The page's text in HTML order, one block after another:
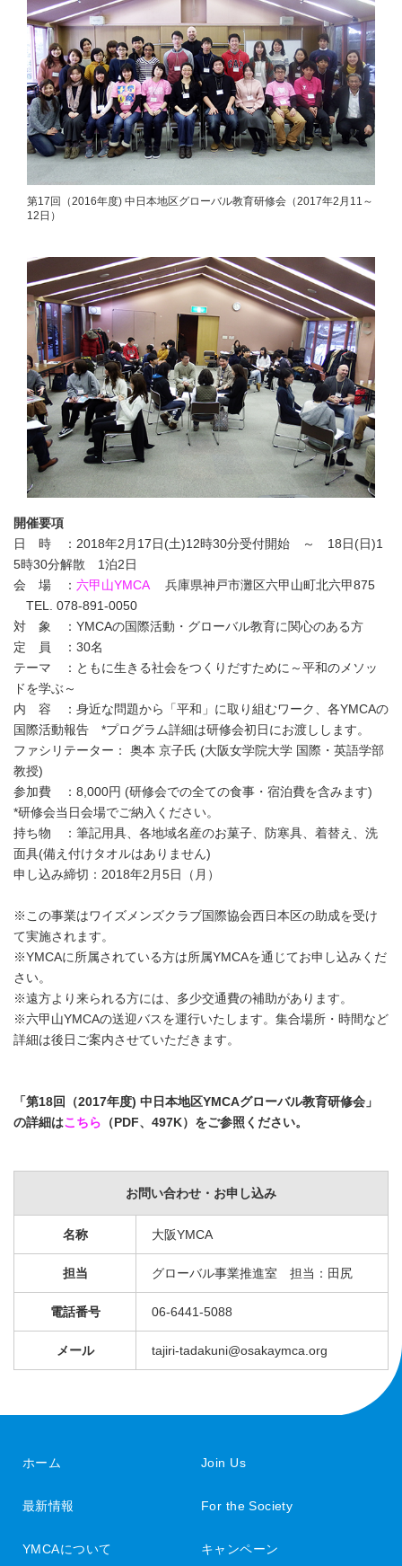
第17回（2016年度) 中日本地区グローバル教育研修会（2017年2月11～
12日）
開催要項
日 時 ：2018年2月17日(土)12時30分受付開始 ～ 18日(日)1
5時30分解散 1泊2日
会 場 ： 六甲山YMCA兵庫県神戸市灘区六甲山町北六甲875
TEL. 078-891-0050
対 象 ：YMCAの国際活動・グローバル教育に関心のある方
定 員 ：30名
テーマ ：ともに生きる社会をつくりだすために～平和のメソッ
ドを学ぶ～
内 容 ：身近な問題から「平和」に取り組むワーク、各YMCAの
国際活動報告 *プログラム詳細は研修会初日にお渡しします。
ファシリテーター： 奥本 京子氏 (大阪女学院大学 国際・英語学部
教授)
参加費 ：8,000円 (研修会での全ての食事・宿泊費を含みます)
*研修会当日会場でご納入ください。
持ち物 ：筆記用具、各地域名産のお菓子、防寒具、着替え、洗
面具(備え付けタオルはありません)
申し込み締切：2018年2月5日（月）
※この事業はワイズメンズクラブ国際協会西日本区の助成を受け
て実施されます。
※YMCAに所属されている方は所属YMCAを通じてお申し込みくだ
さい。
※遠方より来られる方には、多少交通費の補助があります。
※六甲山YMCAの送迎バスを運行いたします。集合場所・時間など
詳細は後日ご案内させていただきます。
「第18回（2017年度) 中日本地区YMCAグローバル教育研修会」
の詳細はこちら （PDF、497K）をご参照ください。
お問い合わせ・お申し込み
名称 大阪YMCA
担当 グローバル事業推進室 担当：田尻
電話番号 06-6441-5088
メール tajiri-tadakuni@osakaymca.org
ホーム
最新情報
YMCAについて
Join Us
For the Society
キャンペーン